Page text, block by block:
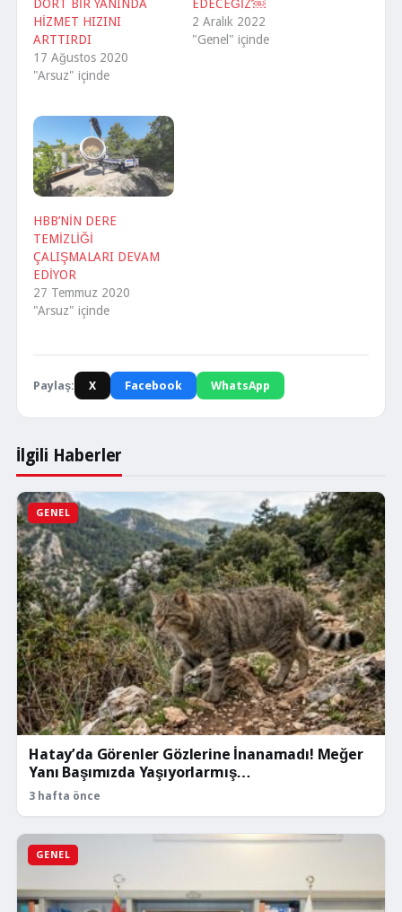
DÖRT BİR YANINDA
HİZMET HIZINI
ARTTIRDI
17 Ağustos 2020
"Arsuz" içinde
EDECEĞİZ’￼
2 Aralık 2022
"Genel" içinde
HBB’NİN DERE
TEMİZLİĞİ
ÇALIŞMALARI DEVAM
EDİYOR
27 Temmuz 2020
"Arsuz" içinde
Paylaş: X Facebook WhatsApp
İlgili Haberler
GENEL
Hatay’da Görenler Gözlerine İnanamadı! Meğer
Yanı Başımızda Yaşıyorlarmış…
3 hafta önce
GENEL